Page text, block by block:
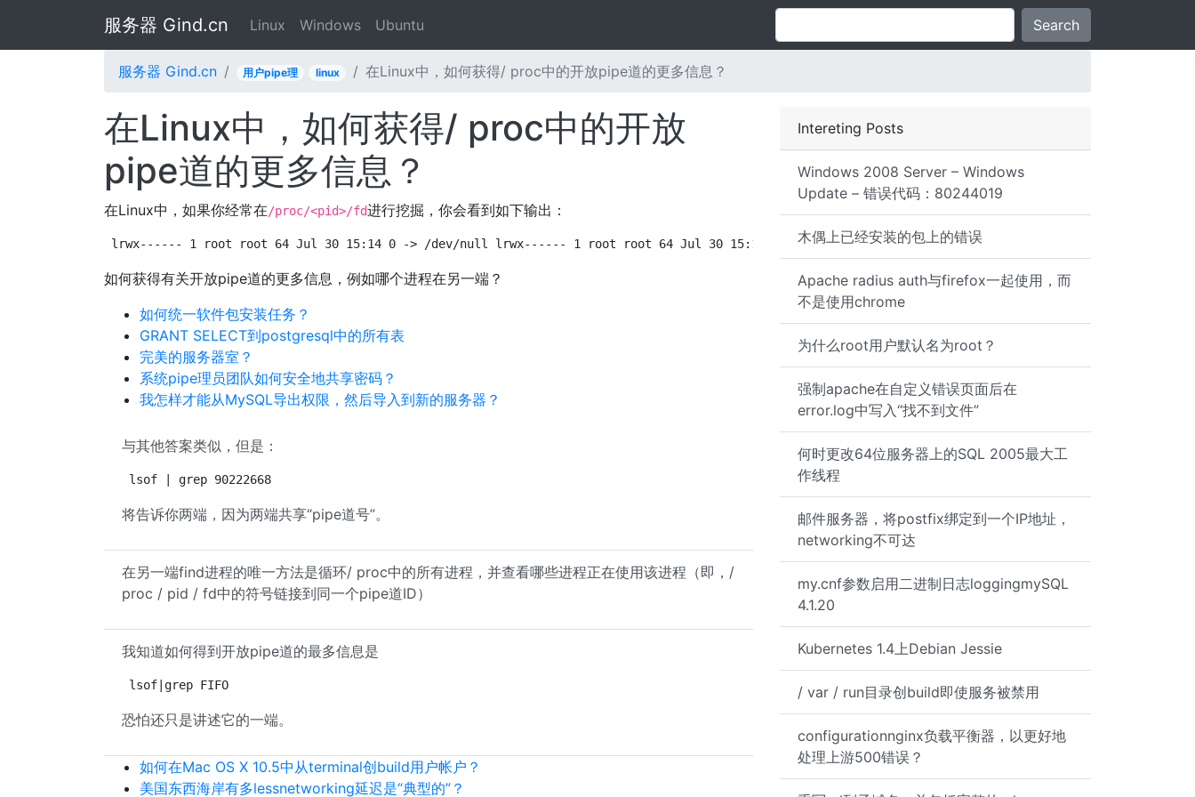
服务器 Gind.cn Linux Windows Ubuntu Search
服务器 Gind.cn 用户pipe理 linux 在Linux中，如何获得/ proc中的开放pipe道的更多信息？
Intereting Posts
Windows 2008 Server – Windows
Update – 错误代码：80244019
木偶上已经安装的包上的错误
Apache radius auth与firefox一起使用，而
不是使用chrome
为什么root用户默认名为root？
强制apache在自定义错误页面后在
error.log中写入“找不到文件”
何时更改64位服务器上的SQL 2005最大工
作线程
邮件服务器，将postfix绑定到一个IP地址，
networking不可达
my.cnf参数启用二进制日志loggingmySQL
4.1.20
Kubernetes 1.4上Debian Jessie
/ var / run目录创build即使服务被禁用
configurationnginx负载平衡器，以更好地
处理上游500错误？
在Linux中，如何获得/ proc中的开放
pipe道的更多信息？
在Linux中，如果你经常在/proc/<pid>/fd进行挖掘，你会看到如下输出：
lrwx------ 1 root root 64 Jul 30 15:14 0 -> /dev/null lrwx------ 1 root root 64 Jul 30 15:14 1 -> /dev/null l-wx------ 1 root root 64 Jul 30 15:14 10 -
如何获得有关开放pipe道的更多信息，例如哪个进程在另一端？
如何统一软件包安装任务？
GRANT SELECT到postgresql中的所有表
完美的服务器室？
系统pipe理员团队如何安全地共享密码？
我怎样才能从MySQL导出权限，然后导入到新的服务器？
与其他答案类似，但是：
lsof | grep 90222668
将告诉你两端，因为两端共享“pipe道号”。
在另一端find进程的唯一方法是循环/ proc中的所有进程，并查看哪些进程正在使用该进程（即，/
proc / pid / fd中的符号链接到同一个pipe道ID）
我知道如何得到开放pipe道的最多信息是
lsof|grep FIFO
恐怕还只是讲述它的一端。
如何在Mac OS X 10.5中从terminal创build用户帐户？
美国东西海岸有多lessnetworking延迟是“典型的”？